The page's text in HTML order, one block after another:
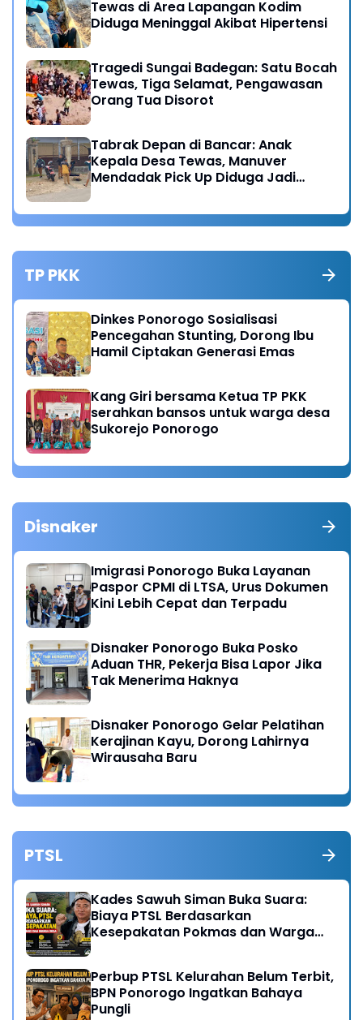
Tewas di Area Lapangan Kodim
Diduga Meninggal Akibat Hipertensi
Tragedi Sungai Badegan: Satu Bocah
Tewas, Tiga Selamat, Pengawasan
Orang Tua Disorot
Tabrak Depan di Bancar: Anak
Kepala Desa Tewas, Manuver
Mendadak Pick Up Diduga Jadi
TP PKK
Dinkes Ponorogo Sosialisasi
Pencegahan Stunting, Dorong Ibu
Hamil Ciptakan Generasi Emas
Kang Giri bersama Ketua TP PKK
serahkan bansos untuk warga desa
Sukorejo Ponorogo
Disnaker
Imigrasi Ponorogo Buka Layanan
Paspor CPMI di LTSA, Urus Dokumen
Kini Lebih Cepat dan Terpadu
Disnaker Ponorogo Buka Posko
Aduan THR, Pekerja Bisa Lapor Jika
Tak Menerima Haknya
Disnaker Ponorogo Gelar Pelatihan
Kerajinan Kayu, Dorong Lahirnya
Wirausaha Baru
PTSL
Kades Sawuh Siman Buka Suara:
Biaya PTSL Berdasarkan
Kesepakatan Pokmas dan Warga
Perbup PTSL Kelurahan Belum Terbit,
BPN Ponorogo Ingatkan Bahaya
Pungli